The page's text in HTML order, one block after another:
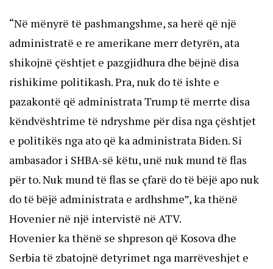
“Në mënyrë të pashmangshme, sa herë që një
administratë e re amerikane merr detyrën, ata
shikojnë çështjet e pazgjidhura dhe bëjnë disa
rishikime politikash. Pra, nuk do të ishte e
pazakontë që administrata Trump të merrte disa
këndvështrime të ndryshme për disa nga çështjet
e politikës nga ato që ka administrata Biden. Si
ambasador i SHBA-së këtu, unë nuk mund të flas
për to. Nuk mund të flas se çfarë do të bëjë apo nuk
do të bëjë administrata e ardhshme”, ka thënë
Hovenier në një intervistë në ATV.
Hovenier ka thënë se shpreson që Kosova dhe
Serbia të zbatojnë detyrimet nga marrëveshjet e